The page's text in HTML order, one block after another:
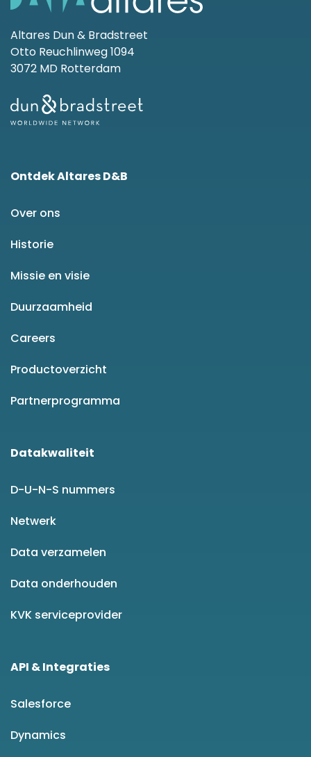
Altares Dun & Bradstreet
Otto Reuchlinweg 1094
3072 MD Rotterdam
Ontdek Altares D&B
Over ons
Historie
Missie en visie
Duurzaamheid
Careers
Productoverzicht
Partnerprogramma
Datakwaliteit
D-U-N-S nummers
Netwerk
Data verzamelen
Data onderhouden
KVK serviceprovider
API & Integraties
Salesforce
Dynamics